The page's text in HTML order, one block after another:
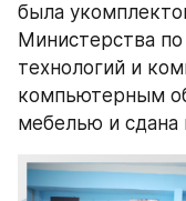
была
Министерства
технологий и
компьютерным
мебелью и сдана